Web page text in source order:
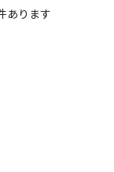
あります